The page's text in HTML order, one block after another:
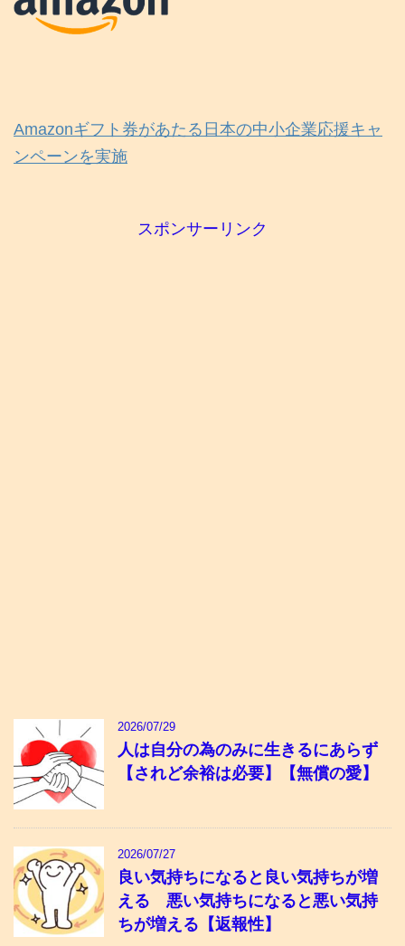
Amazonギフト券があたる日本の中小企業応援キャ
ンペーンを実施
スポンサーリンク
2026/07/29
人は自分の為のみに生きるにあらず
【されど余裕は必要】【無償の愛】
2026/07/27
良い気持ちになると良い気持ちが増
える 悪い気持ちになると悪い気持
ちが増える【返報性】